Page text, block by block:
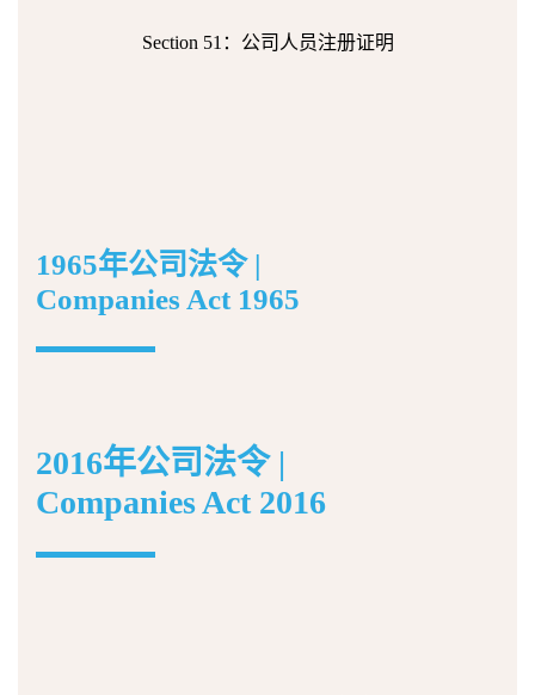
Section 51：公司人员注册证明
1965年公司法令 |
Companies Act 1965
2016年公司法令 |
Companies Act 2016